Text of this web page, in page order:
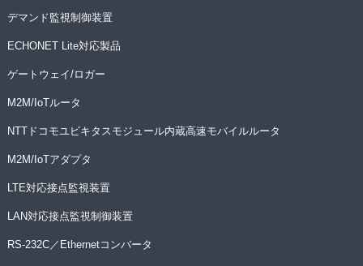
デマンド監視制御装置
ECHONET Lite対応製品
ゲートウェイ/ロガー
M2M/IoTルータ
NTTドコモユビキタスモジュール内蔵高速モバイルルータ
M2M/IoTアダプタ
LTE対応接点監視装置
LAN対応接点監視制御装置
RS-232C／Ethernetコンバータ